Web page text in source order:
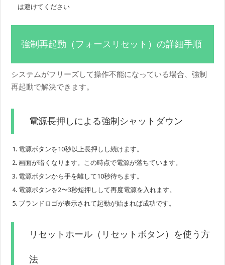
は避けてください
強制再起動（フォースリセット）の詳細手順
システムがフリーズして操作不能になっている場合、強制
再起動で解決できます。
電源長押しによる強制シャットダウン
電源ボタンを10秒以上長押しし続けます。
画面が暗くなります。この時点で電源が落ちています。
電源ボタンから手を離して10秒待ちます。
電源ボタンを2〜3秒短押しして再度電源を入れます。
ブランドロゴが表示されて起動が始まれば成功です。
リセットホール（リセットボタン）を使う方
法